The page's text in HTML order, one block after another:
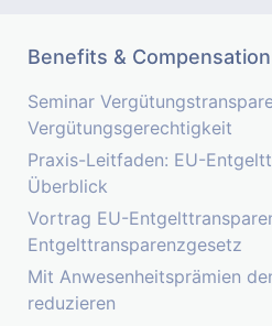
Benefits &
Seminar
Vergütungsgerechtigkeit
Praxis-Leitfaden: EU-
Überblick
Vortrag EU-
Entgelttransparenzgesetz
Mit Anwesenheitsprämien
reduzieren